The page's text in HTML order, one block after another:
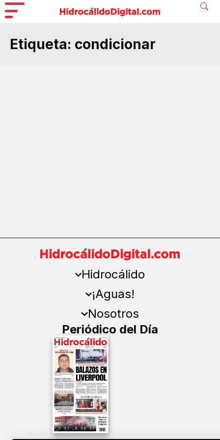
Etiqueta: condicionar
Hidrocálido
¡Aguas!
Nosotros
Periódico del Día